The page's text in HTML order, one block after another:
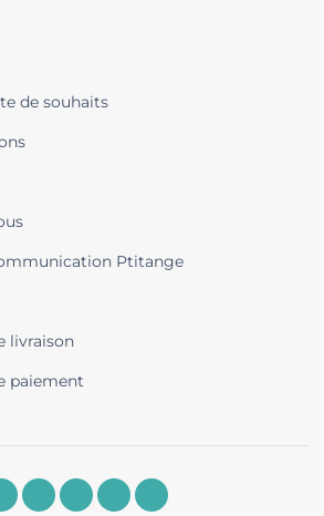
de souhaits
Ptitange
livraison
paiement